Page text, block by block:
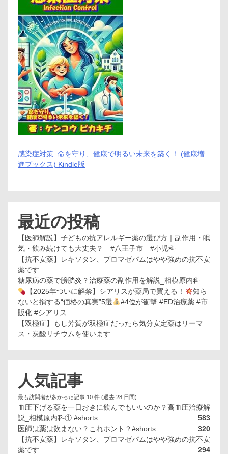
シ
ョ
ン
感染症対策: 命を守り、健康で明るい未来を築く！ (健康増
進ブックス) Kindle版
最近の投稿
【医師解説】子どもの抗アレルギー薬の選び方｜副作用・眠
気・飲み続けても大丈夫？ #八王子市 #小児科
【抗不安薬】レキソタン、ブロマゼパムはやや強めの抗不安
薬です
糖尿病の薬で膀胱炎？治療薬の副作用を解説_相模原内科
【2025年ついに解禁】シアリスが薬局で買える！
知ら
ないと損する“価格の真実”5選
#4位が衝撃 #ED治療薬 #市
販化 #シアリス
【双極症】もし芳賀が双極症だったら気分安定薬はリーマ
ス・炭酸リチウムを使います
人気記事
最も訪問者が多かった記事 10 件 (過去 28 日間)
血圧下げる薬を一日おきに飲んでもいいのか？高血圧治療解
説_相模原内科① #shorts
583
医師は薬は飲まない？これホント？#shorts
320
【抗不安薬】レキソタン、ブロマゼパムはやや強めの抗不安
薬です
294